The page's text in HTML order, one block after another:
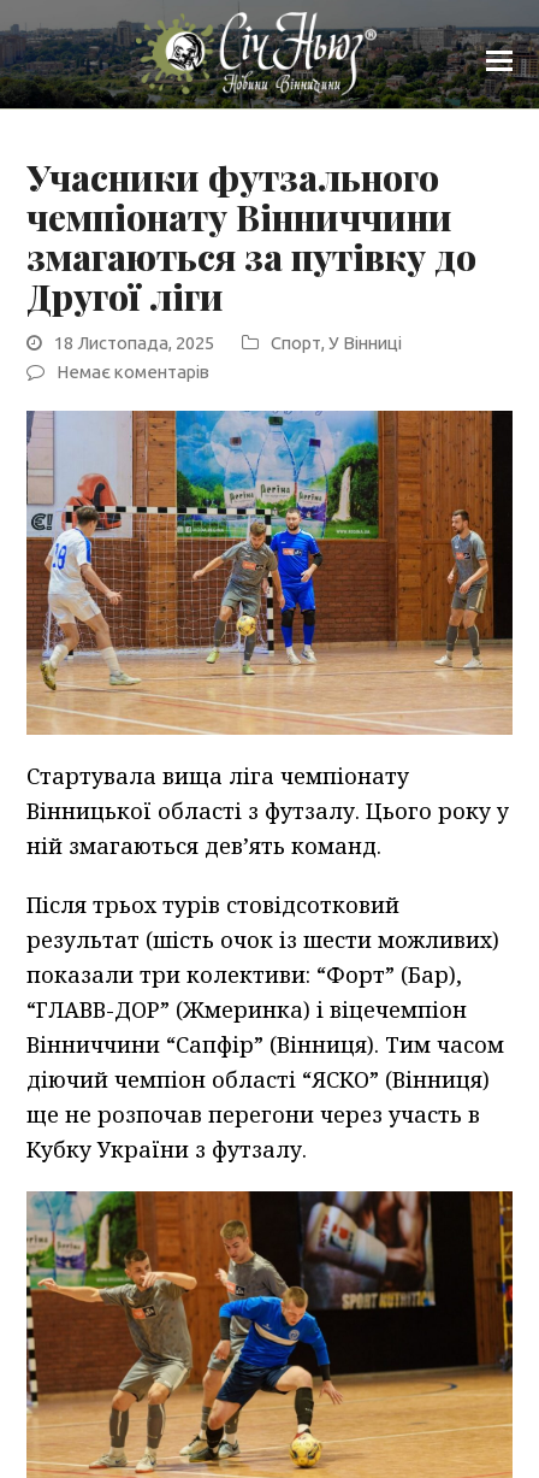
Учасники футзального
чемпіонату Вінниччини
змагаються за путівку до
Другої ліги
18 Листопада, 2025 Спорт,У Вінниці
Немає коментарів
Стартувала вища ліга чемпіонату
Вінницької області з футзалу. Цього року у
ній змагаються дев’ять команд.
Після трьох турів стовідсотковий
результат (шість очок із шести можливих)
показали три колективи: “Форт” (Бар),
“ГЛАВВ-ДОР” (Жмеринка) і віцечемпіон
Вінниччини “Сапфір” (Вінниця). Тим часом
діючий чемпіон області “ЯСКО” (Вінниця)
ще не розпочав перегони через участь в
Кубку України з футзалу.